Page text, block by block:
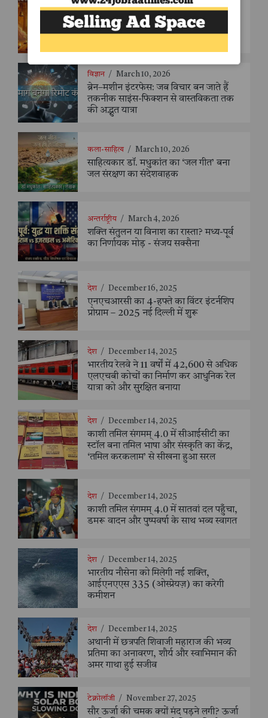
कला-साहित्य / March 12, 2026
23 भजनों में समाई सत्यनारायण कथा—पढ़ें
डॉ. अशोक जाखड़ की अनोखी भजनावली
विज्ञान / March 10, 2026
ब्रेन–मशीन इंटरफेस: जब विचार बन जाते हैं
तकनीक साइंस-फिक्शन से वास्तविकता तक
की अद्भुत यात्रा
कला-साहित्य / March 10, 2026
साहित्यकार डॉ. मधुकांत का ‘जल गीत’ बना
जल संरक्षण का संदेशवाहक
अन्तर्राष्ट्रीय / March 4, 2026
शक्ति संतुलन या विनाश का रास्ता? मध्य-पूर्व
का निर्णायक मोड़ - संजय सक्सैना
देश / December 16, 2025
एनएचआरसी का 4-हफ्ते का विंटर इंटर्नशिप
प्रोग्राम – 2025 नई दिल्ली में शुरू
देश / December 14, 2025
भारतीय रेलवे ने 11 वर्षों में 42,600 से अधिक
एलएचबी कोचों का निर्माण कर आधुनिक रेल
यात्रा को और सुरक्षित बनाया
देश / December 14, 2025
काशी तमिल संगमम् 4.0 में सीआईसीटी का
स्टॉल बना तमिल भाषा और संस्कृति का केंद्र,
‘तमिल करकलाम’ से सीखना हुआ सरल
देश / December 14, 2025
काशी तमिल संगमम् 4.0 में सातवां दल पहुँचा,
डमरू वादन और पुष्पवर्षा के साथ भव्य स्वागत
देश / December 14, 2025
भारतीय नौसेना को मिलेगी नई शक्ति,
आईएनएएस 335 (ओस्प्रेयज़) का करेगी
कमीशन
देश / December 14, 2025
अथानी में छत्रपति शिवाजी महाराज की भव्य
प्रतिमा का अनावरण, शौर्य और स्वाभिमान की
अमर गाथा हुई सजीव
टेक्नोलॉजी / November 27, 2025
सौर ऊर्जा की चमक क्यों मंद पड़ने लगी? ऊर्जा